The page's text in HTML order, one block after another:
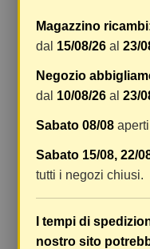
15,37 €
19,22 € -20%
remove add
SCHEDA TECNICA
Magazzino
dal 15/08/26 al23/
Negozio
dal 10/08/26 al23/
Sabato 08/08
Sabato 15/08, 22/
tutti i negozi chiusi.
I tempi di
nostro sito